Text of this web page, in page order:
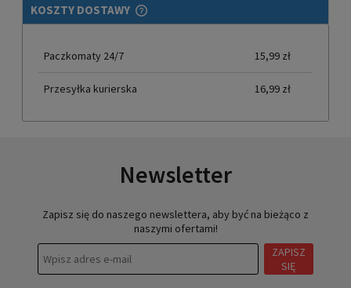
KOSZTY DOSTAWY
CENA NIE ZAWIERA EWENTUALNYCH KOSZTÓW PŁATNOŚCI
Paczkomaty 24/7 15,99 zł
Przesyłka kurierska 16,99 zł
Newsletter
Zapisz się do naszego newslettera, aby być na bieżąco z
naszymi ofertami!
ZAPISZ
SIĘ